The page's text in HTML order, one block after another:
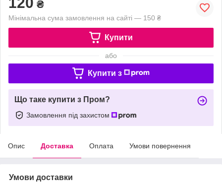
₴
Мінімальна сума замовлення на сайті — 150 ₴
Купити
або
Купити з
Що таке купити з Пром?
Замовлення під захистом
Опис Доставка Оплата Умови повернення
Умови доставки